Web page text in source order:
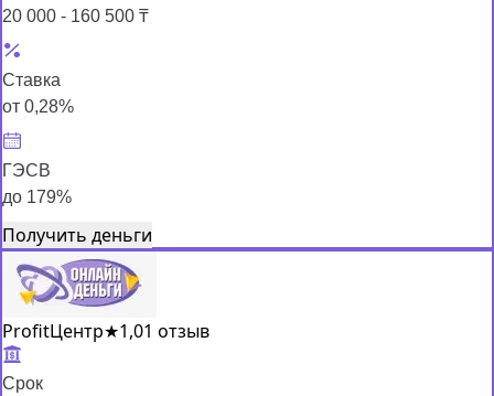
20 000 - 160 500 ₸
Ставка
от 0,28%
ГЭСВ
до 179%
Получить деньги
ProfitЦентр★1,01 отзыв
Срок